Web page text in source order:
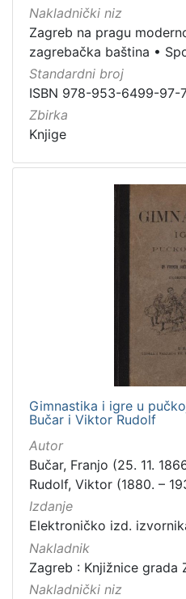
Nakladnički niz
Zagreb na pragu
zagrebačka baština •
Standardni broj
ISBN 978-953-6499-97-
Zbirka
Knjige
Gimnastika i igre u
Bučar i Viktor Rudolf
Autor
Bučar, Franjo (25. 11.
Rudolf, Viktor (1880. –
Izdanje
Elektroničko izd.
Nakladnik
Zagreb : Knjižnice grada
Nakladnički niz